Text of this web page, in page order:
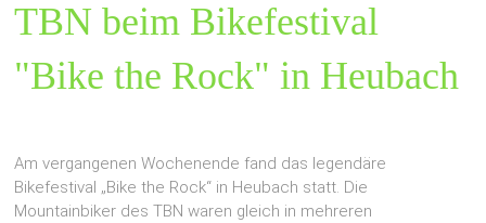
TBN beim Bikefestival
"Bike the Rock" in Heubach
Am vergangenen Wochenende fand das legendäre
Bikefestival „Bike the Rock“ in Heubach statt. Die
Mountainbiker des TBN waren gleich in mehreren